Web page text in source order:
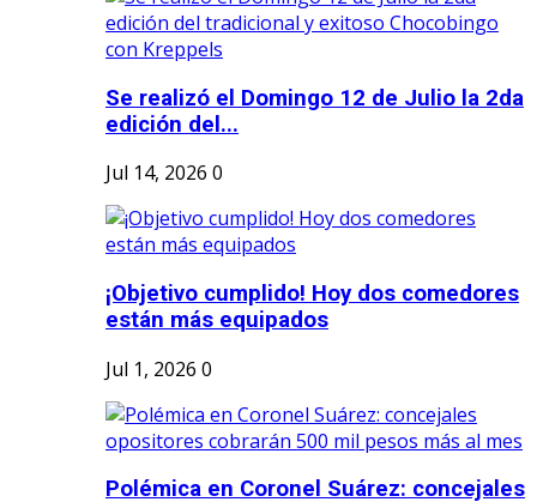
Se realizó el Domingo 12 de Julio la 2da
edición del...
Jul 14, 2026 0
¡Objetivo cumplido! Hoy dos comedores
están más equipados
Jul 1, 2026 0
Polémica en Coronel Suárez: concejales